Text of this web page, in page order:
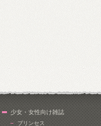
少女・女性向け雑誌
プリンセス